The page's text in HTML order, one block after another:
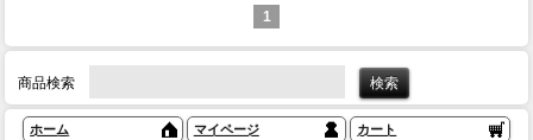
1
商品検索
ホーム マイページ カート